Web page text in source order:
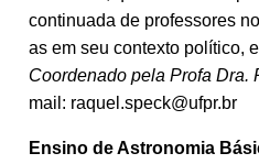
continuada de professores
as em seu contexto político,
Coordenado pela Profa Dra.
mail: raquel.speck@ufpr.br
Ensino de Astronomia